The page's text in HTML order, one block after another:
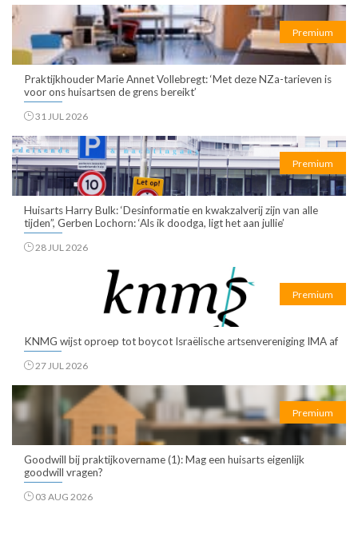
Premium
Praktijkhouder Marie Annet Vollebregt: ‘Met deze NZa-tarieven is
voor ons huisartsen de grens bereikt’
31 JUL 2026
Premium
Huisarts Harry Bulk: ‘Desinformatie en kwakzalverij zijn van alle
tijden”, Gerben Lochorn: ‘Als ik doodga, ligt het aan jullie’
28 JUL 2026
Premium
KNMG wijst oproep tot boycot Israëlische artsenvereniging IMA af
27 JUL 2026
Premium
Goodwill bij praktijkovername (1): Mag een huisarts eigenlijk
goodwill vragen?
03 AUG 2026